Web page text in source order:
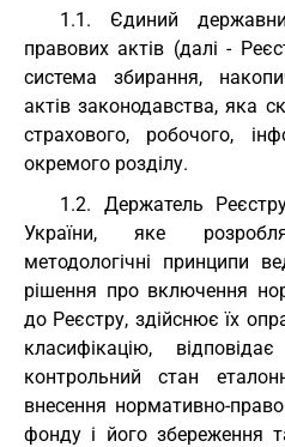
1.1. Єдиний
правових актів (далі -
система збирання,
актів законодавства, яка
страхового, робочого,
окремого розділу.
1.2. Держатель
України, яке
методологічні принципи
рішення про включення
до Реєстру, здійснює їх
класифікацію,
контрольний стан
внесення нормативно-
фонду і його збереження